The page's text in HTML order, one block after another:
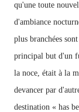
qu'une toute
d'ambiance
plus branchées
principal but d'un
la noce, était à la
devancer par
destination « has